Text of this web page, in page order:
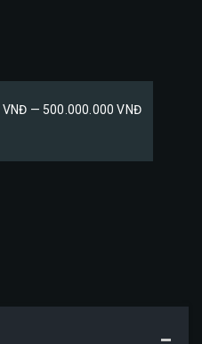
VNĐ — 500.000.000 VNĐ